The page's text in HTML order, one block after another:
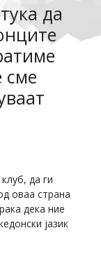
да
сме
да ги
оваа страна
дека ние
јазик